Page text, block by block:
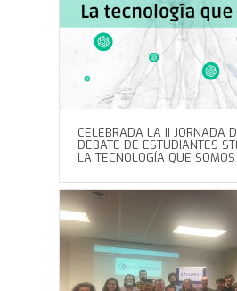
CELEBRADA LA II JORNADA
DEBATE DE ESTUDIANTES
LA TECNOLOGÍA QUE SOMOS